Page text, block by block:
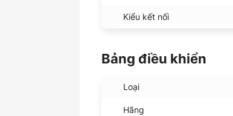
Kiểu kết nối
Bảng điều khiển
Loại
Hãng